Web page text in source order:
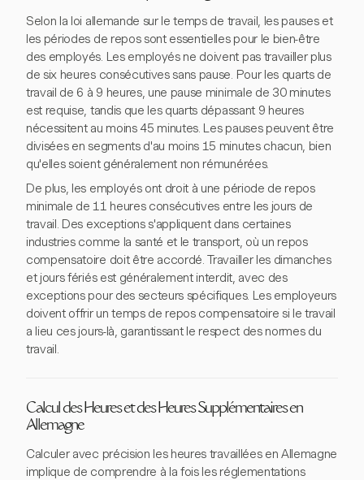
Selon la loi allemande sur le temps de travail, les pauses et
les périodes de repos sont essentielles pour le bien-être
des employés. Les employés ne doivent pas travailler plus
de six heures consécutives sans pause. Pour les quarts de
travail de 6 à 9 heures, une pause minimale de 30 minutes
est requise, tandis que les quarts dépassant 9 heures
nécessitent au moins 45 minutes. Les pauses peuvent être
divisées en segments d'au moins 15 minutes chacun, bien
qu'elles soient généralement non rémunérées.
De plus, les employés ont droit à une période de repos
minimale de 11 heures consécutives entre les jours de
travail. Des exceptions s'appliquent dans certaines
industries comme la santé et le transport, où un repos
compensatoire doit être accordé. Travailler les dimanches
et jours fériés est généralement interdit, avec des
exceptions pour des secteurs spécifiques. Les employeurs
doivent offrir un temps de repos compensatoire si le travail
a lieu ces jours-là, garantissant le respect des normes du
travail.
Calcul des Heures et des Heures Supplémentaires en
Allemagne
Calculer avec précision les heures travaillées en Allemagne
implique de comprendre à la fois les réglementations